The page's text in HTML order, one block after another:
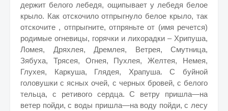
держит белого лебедя, ощипывает у лебедя белое
крыло. Как отскочило отпрыгнуло белое крыло, так
отскочите , отпрыгните, отпряньте от (имя речется)
родимые огневицы, горячки и лихорадки – Хрипуша,
Ломея, Дряхлея, Дремлея, Ветрея, Смутница,
Зябуха, Трясея, Огнея, Пухлея, Желтея, Немея,
Глухея, Каркуша, Глядея, Храпуша. С буйной
головушки с ясных очей, с черных бровей, с белого
тельца, с ретивого сердца. С ветру пришла—на
ветер пойди, с воды пришла—на воду пойди, с лесу